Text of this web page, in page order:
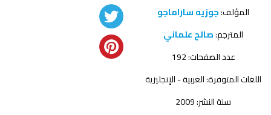
المؤلف:جوزيه ساراماجو
المترجم:صالح علماني
عدد الصفحات: 192
اللغات المتوفرة: العربية - الإنجليزية
سنة النشر: 2009